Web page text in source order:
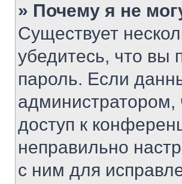
» Почему я не
Существует
убедитесь, что вы
пароль. Если
доступ к
неправильно
с ним для